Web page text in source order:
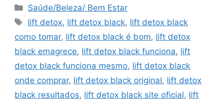
Categorias
Saúde/Beleza/ Bem Estar
Tags
lift detox, lift detox black, lift detox black
como tomar, lift detox black é bom, lift detox
black emagrece, lift detox black funciona, lift
detox black funciona mesmo, lift detox black
onde comprar, lift detox black original, lift detox
black resultados, lift detox black site oficial, lift